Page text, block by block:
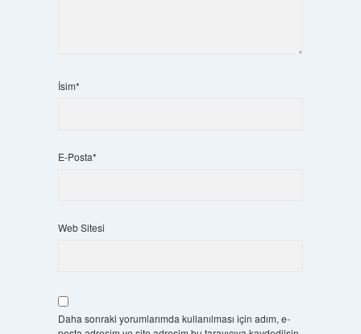
İsim*
E-Posta*
Web Sitesi
Daha sonraki yorumlarımda kullanılması için adım, e-